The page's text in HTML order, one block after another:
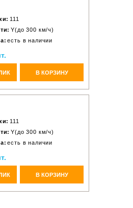
111
Y(до 300 км/ч)
есть в наличии
В КОРЗИНУ
111
Y(до 300 км/ч)
есть в наличии
В КОРЗИНУ